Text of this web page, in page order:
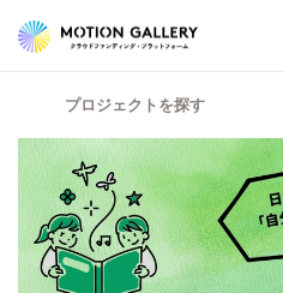
プロジェクトを探す